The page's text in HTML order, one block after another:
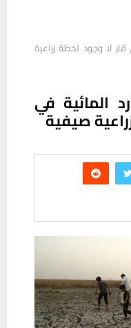
قار لا وجود لخطة زراعية
المائية في
صيفية